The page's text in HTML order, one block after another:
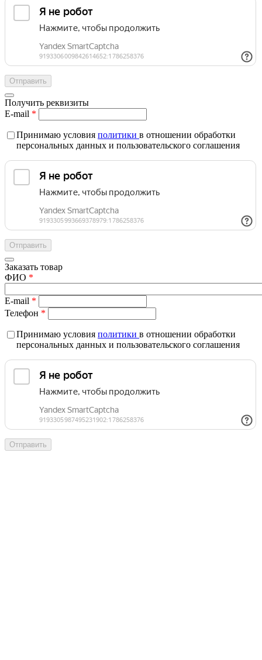
Получить реквизиты
E-mail *
Принимаю условия политики в отношении обработки
персональных данных и пользовательского соглашения
Заказать товар
ФИО *
E-mail *
Телефон *
Принимаю условия политики в отношении обработки
персональных данных и пользовательского соглашения